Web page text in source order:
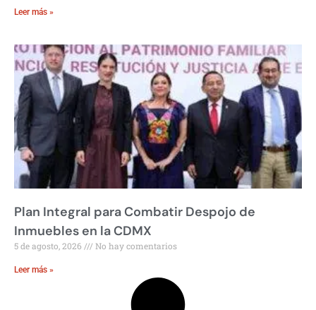
Leer más »
Plan Integral para Combatir Despojo de
Inmuebles en la CDMX
5 de agosto, 2026 No hay comentarios
Leer más »